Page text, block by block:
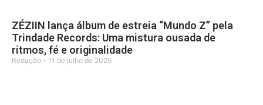
ZÉZIIN lança álbum de estreia “Mundo Z” pela
Trindade Records: Uma mistura ousada de
ritmos, fé e originalidade
Redação 11 de julho de 2025